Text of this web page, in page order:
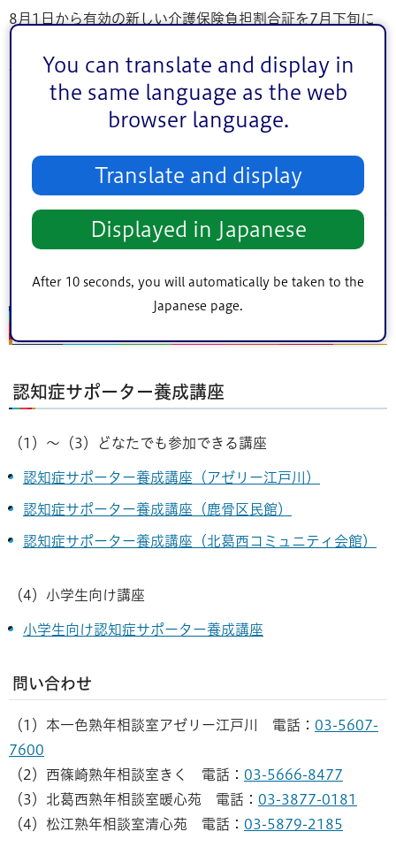
You can translate and display in
the same language as the web
browser language.
Translate and display
Displayed in Japanese
After 10 seconds, you will automatically be taken to the
Japanese page.
8月1日から有効の新しい介護保険負担割合証を7月下旬に
被保険者証と一緒に提示してください。
【対象】
（1）要介護・要支援認定を受けている方
（2）サービス・活動事業を受けている方
問い合わせ
（1）給付係 電話：03-5662-0309
認知症サポーター養成講座
（1）～（3）どなたでも参加できる講座
認知症サポーター養成講座（アゼリー江戸川）
認知症サポーター養成講座（鹿骨区民館）
認知症サポーター養成講座（北葛西コミュニティ会館）
（4）小学生向け講座
小学生向け認知症サポーター養成講座
問い合わせ
（1）本一色熟年相談室アゼリー江戸川 電話： 03-5607-
7600
（2）西篠崎熟年相談室きく 電話： 03-5666-8477
（3）北葛西熟年相談室暖心苑 電話： 03-3877-0181
（4）松江熟年相談室清心苑 電話： 03-5879-2185